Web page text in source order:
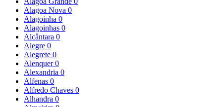
Alagoa Nova 0
Alagoinha 0
Alagoinhas 0
Alcântara 0
Alegre 0
Alegrete 0
Alenquer0
Alexandria 0
Alfenas 0
Alfredo Chaves 0
Alhandra 0